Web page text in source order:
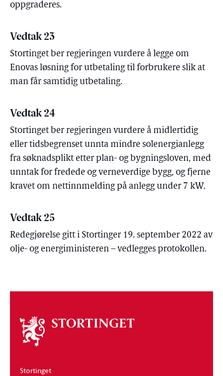
oppgraderes.
Vedtak 23
Stortinget ber regjeringen vurdere å legge om
Enovas løsning for utbetaling til forbrukere slik at
man får samtidig utbetaling.
Vedtak 24
Stortinget ber regjeringen vurdere å midlertidig
eller tidsbegrenset unnta mindre solenergianlegg
fra søknadsplikt etter plan- og bygningsloven, med
unntak for fredede og verneverdige bygg, og fjerne
kravet om nettinnmelding på anlegg under 7 kW.
Vedtak 25
Redegjørelse gitt i Stortinger 19. september 2022 av
olje- og energiministeren – vedlegges protokollen.
Om
stortinget
Stortinget